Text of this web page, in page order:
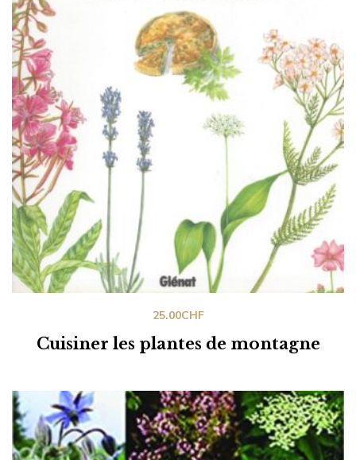
Cuisiner les plantes de montagne
25.00CHF